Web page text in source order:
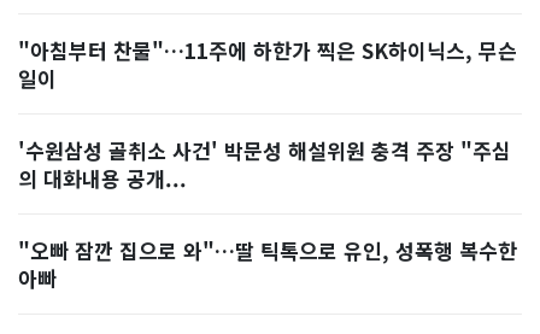
"아침부터 찬물"…11주에 하한가 찍은 SK하이닉스, 무슨
일이
'수원삼성 골취소 사건' 박문성 해설위원 충격 주장 "주심
의 대화내용 공개...
"오빠 잠깐 집으로 와"…딸 틱톡으로 유인, 성폭행 복수한
아빠